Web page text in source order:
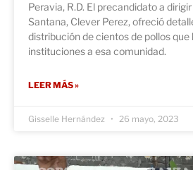
Peravia, R.D. El precandidato a
Santana, Clever Perez, ofreció
distribución de cientos de pollos que
instituciones a esa comunidad.
LEER MÁS »
Gisselle Hernández 26 mayo, 2023